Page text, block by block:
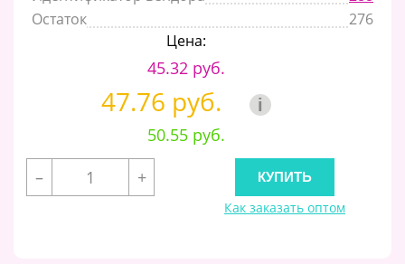
Остаток
276
Цена:
45.32 руб.
47.76 руб. i
50.55 руб.
–
+
Как заказать оптом